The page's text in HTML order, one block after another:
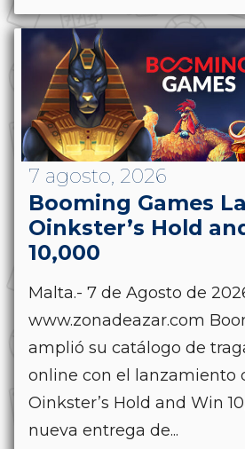
7 agosto, 2026
Booming Games
Oinkster’s Hold
10,000
Malta.- 7 de Agosto de 2026
www.zonadeazar.com
amplió su catálogo de
online con el lanzamiento
Oinkster’s Hold and Win
nueva entrega de...